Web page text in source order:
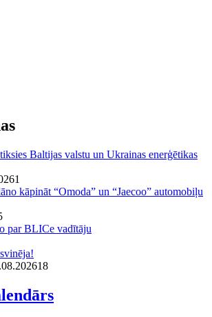
Baltijas valstu un Ukrainas enerģētikas
1
kāpināt “Omoda” un “Jaecoo” automobiļu
par BLICe vadītāju
18